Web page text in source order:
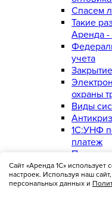
Сайт «Аренда 1С»
настроек. Используя наш
персональных данных и
Спасем
Такие
Аренда -
учета
охраны
Виды
1С:УНФ
платеж
Почему
Когда